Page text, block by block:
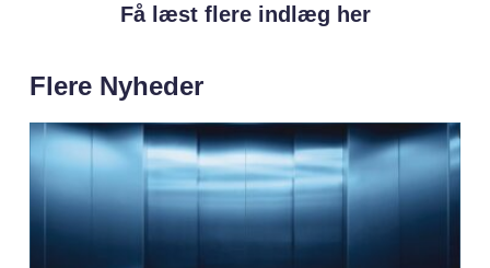
Få læst flere indlæg her
Flere Nyheder